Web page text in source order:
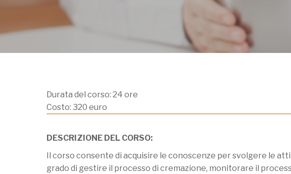
Durata del corso: 24 ore
Costo: 320 euro
DESCRIZIONE DEL CORSO:
Il corso consente di acquisire le conoscenze per svolgere le
grado di gestire il processo di cremazione, monitorare il